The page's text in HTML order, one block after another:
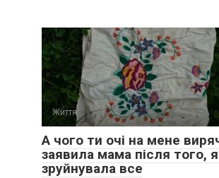
Життя
А чого ти очі на мене
заявила мама після того,
зруйнувала все